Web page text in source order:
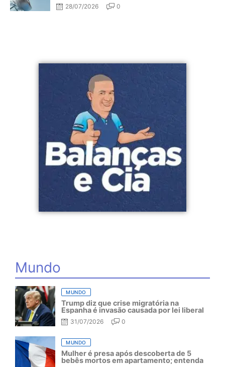
28/07/2026 0
Mundo
MUNDO
Trump diz que crise migratória na
Espanha é invasão causada por lei liberal
31/07/2026 0
MUNDO
Mulher é presa após descoberta de 5
bebês mortos em apartamento; entenda